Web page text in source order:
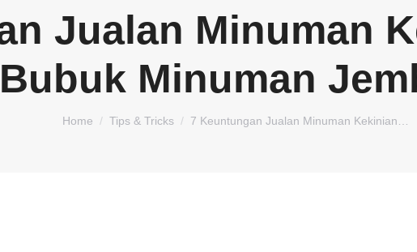
Jualan Minuman
Bubuk Minuman
You are here:
Home Tips & Tricks 7 Keuntungan Jualan Minuman Kekinian…